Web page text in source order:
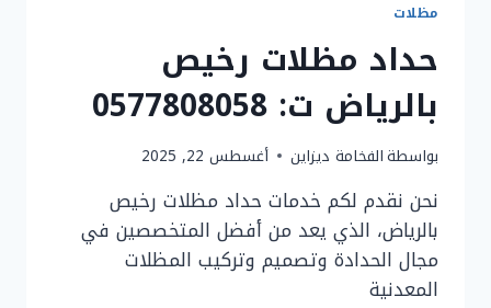
مظلات
حداد مظلات رخيص
بالرياض ت: 0577808058
بواسطةالفخامة ديزاين أغسطس 22, 2025
نحن نقدم لكم خدمات حداد مظلات رخيص
بالرياض، الذي يعد من أفضل المتخصصين في
مجال الحدادة وتصميم وتركيب المظلات
المعدنية